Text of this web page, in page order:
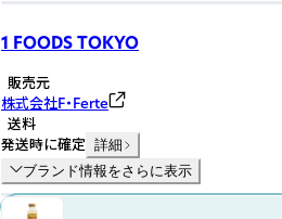
1 FOODS TOKYO
販売元
株式会社F・Ferte
送料
発送時に確定 詳細
ブランド情報をさらに表示